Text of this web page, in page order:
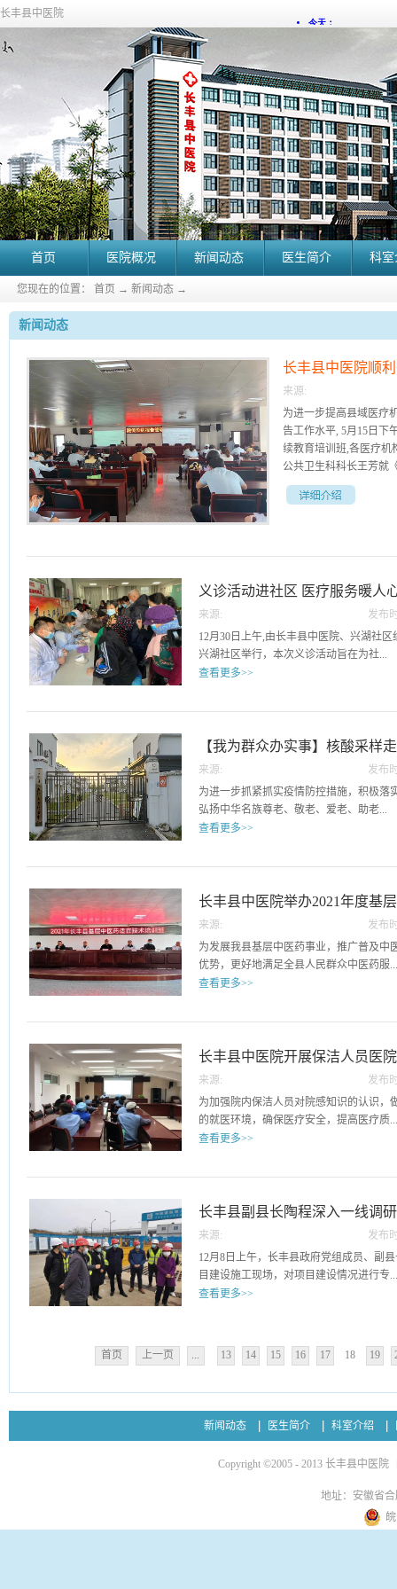
长丰县中医院
首页 医院概况 新闻动态 医生简介 科
您现在的位置： 首页 → 新闻动态 →
新闻动态
长丰县中医院顺
训班
来源:
为进一步提高县域医疗
告工作水平, 5月15日下
续教育培训班,各医疗机
公共卫生科科长王芳就
基层医疗机构作为传染
预防工作提供了强力支
义诊活动进社区 医疗服务暖人
来源:
发布
31
12月30日上午,由长丰县中医院、兴湖社
兴湖社区举行，本次义诊活动旨在为社...
代本玲以及康复科、眼科、心电图室、
待每一位前来义诊的居民，细心倾听他
常见病诊疗检查、健康咨询等为群众答疑
治疗建议和健康指导，倡导居民健康生活
分发挥扎实的专业功底，无论是健康咨询
不错，不仅有专家义诊，还有药品发放，
的一致称赞。本次义诊活动在兴湖社区的
通过开展本次义诊活动，加强了健康科普
了健康理念。我院医护人员热心服务群众
时，义诊专家们优质的诊疗服务，也受到
貌。
查看更多>>
【我为群众办实事】核酸采样
来源:
发布
16
为进一步抓紧抓实疫情防控措施，积极落
弘扬中华名族尊老、敬老、爱老、助老...
便的老年人，医护人员和工作人员耐心地
顺利完成检测。“请您摘下口罩，请您抬
样工作人员就到床头为老人采样。老人们
谢工作人员上门为老人提供核酸检测服务
老人们都十分配合医护人员的工作，现场
情和聚集性疫情，保障院内老人及工作人
查看更多>>
长丰县中医院举办2021年度基
班
来源:
发布
15
为发展我县基层中医药事业，推广普及中
优势，更好地满足全县人民群众中医药服
县各乡镇64名基层医疗卫生人员参加了本
效果，我院精心安排有丰富中医理论知
专家进行授课和临床指导。本次开幕式由
翟江华主持。首先，中医院院长方锐代表
健委对本次培训班的大力支持表示感谢，
的独特优势和作用，提高基层卫生院及村
力缓解群众看病难、看病贵等问题。县卫
医药有着悠久的历史和广泛的群众基础，
尤其是在基层有着相对稳定的医疗服务
方法，有效开展基层中医药预防保健、
伍。此次培训旨在贯彻落实国家“十四五'
医药服务能力。
查看更多>>
长丰县中医院开展保洁人员医
来源:
发布
10
为加强院内保洁人员对院感知识的认识，
的就医环境，确保医疗安全，提高医疗质
消毒、医疗废物收集、个人防护、疫情防
保洁人员进行现场指导及培训。通过围
常识，不断提高自我的工作技能、服务水
着医院各个病区及门诊的环境清扫和消毒
播途径，控制医院感染起着不容忽视的作
染风险、保障我院医疗安全起到了有力的
查看更多>>
长丰县副县长陶程深入一线调
目建设情况
来源:
发布
09
12月8日上午，长丰县政府党组成员、副
目建设施工现场，对项目建设情况进行专
同检查。在施工现场，副县长陶程一行实
情况及下一步施工计划，并就项目当前建
责人介绍了该项目的当前进度情况，并
主体封顶，力争在明年五月底前完成主
关注和期待的民生工程，事关老百姓的
量和安全管理，逐项梳理待完成建设内
姓早日受益。施工、监理单位要始终把
工、文明施工，严格每一道工序、严把
查看更多>>
首页 上一页 ... 13 14 15 16 17 18 19
新闻动态 医生简介 科室介绍
Copyright ©2005 - 2013 长丰县中医院
地址：安徽省